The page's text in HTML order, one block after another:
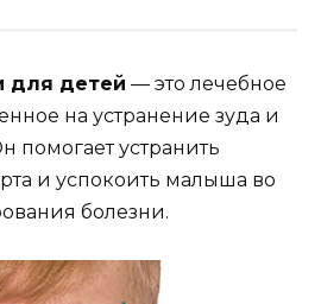
для детей — это лечебное
на устранение зуда и
помогает устранить
и успокоить малыша во
болезни.